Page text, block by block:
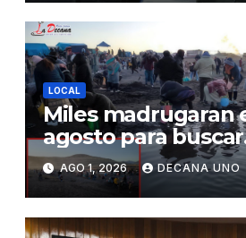
LOCAL
Miles madrugaran
agosto para buscar
piedrecillas en los
realizar la challa
riqueza y la
AGO 1, 2026 DECANA UNO